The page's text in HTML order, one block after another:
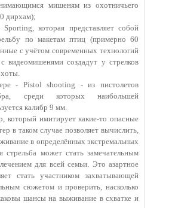
мишеням из охотничьего
дирхам);
которая представляет собой
по макетам птиц (примерно 60
с учётом современных технологий
видеомишенями создадут у стрелков
- Pistol shooting - из пистолетов
среди которых наибольшей
калибр 9 мм.
который имитирует какие-то опасные
в таком случае позволяет вычислить,
в определённых экстремальных
стрельба может стать замечательным
для всей семьи. Это азартное
стать участником захватывающей
сюжетом и проверить, насколько
шансы на выживание в схватке и